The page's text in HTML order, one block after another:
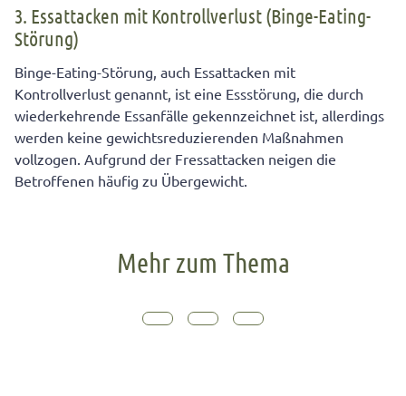
3. Essattacken mit Kontrollverlust (Binge-Eating-
Störung)
Binge-Eating-Störung, auch Essattacken mit
Kontrollverlust genannt, ist eine Essstörung, die durch
wiederkehrende Essanfälle gekennzeichnet ist, allerdings
werden keine gewichtsreduzierenden Maßnahmen
vollzogen. Aufgrund der Fressattacken neigen die
Betroffenen häufig zu Übergewicht.
Mehr zum Thema